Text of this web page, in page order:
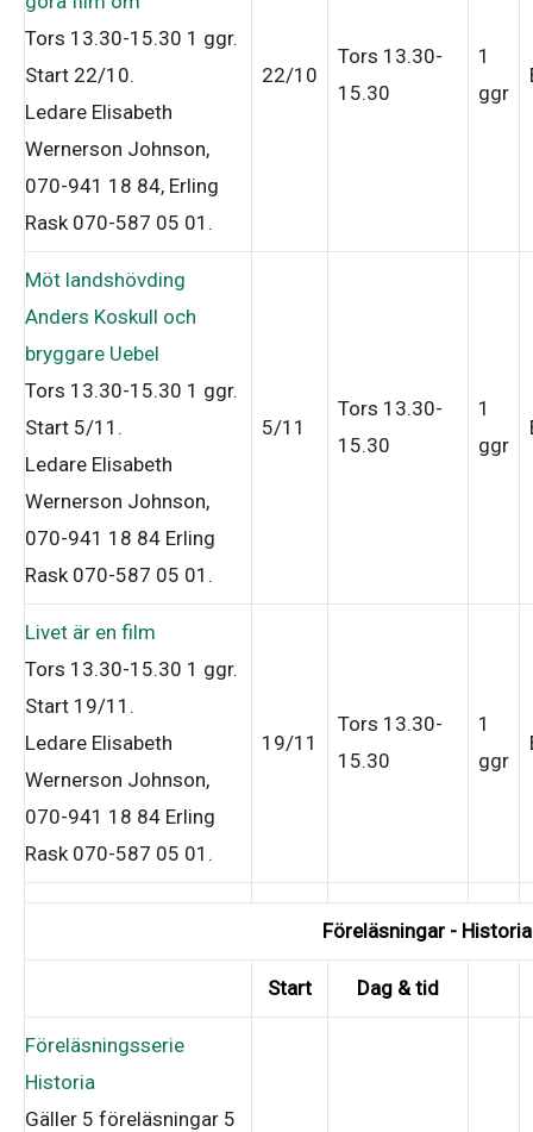
Tors 13.30-15.30 1 ggr.
Start 22/10.
Ledare Elisabeth
Wernerson Johnson,
070-941 18 84, Erling
Rask 070-587 05 01 .
22/10
Tors 13.30-
15.30
1
ggr
Möt landshövding
Anders Koskull och
bryggare Uebel
Tors 13.30-15.30 1 ggr.
Start 5/11 .
Ledare Elisabeth
Wernerson Johnson,
070-941 18 84 Erling
Rask 070-587 05 01 .
5/11
Tors 13.30-
15.30
1
ggr
Livet är en film
Tors 13.30-15.30 1 ggr.
Start 19/11 .
Ledare Elisabeth
Wernerson Johnson,
070-941 18 84 Erling
Rask 070-587 05 01 .
19/11
Tors 13.30-
15.30
1
ggr
Föreläsningar - Historia
Start Dag & tid
Föreläsningsserie
Historia
Gäller 5 föreläsningar 5